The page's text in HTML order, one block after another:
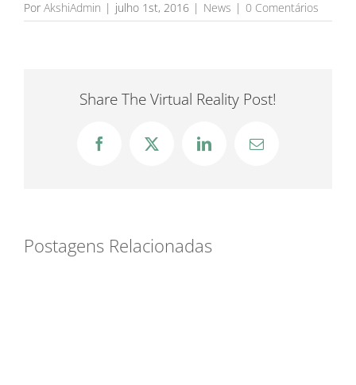
Por AkshiAdmin | julho 1st, 2016 | News | 0 Comentários
Share The Virtual Reality Post!
FacebookX LinkedInE-
Postagens Relacionadas